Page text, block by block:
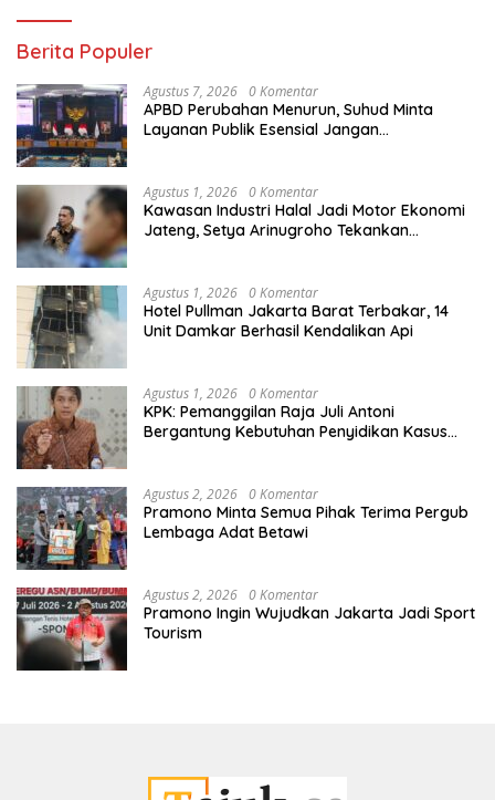
Berita Populer
Agustus 7, 2026 0 Komentar
APBD Perubahan Menurun, Suhud Minta
Layanan Publik Esensial Jangan
Agustus 1, 2026 0 Komentar
Kawasan Industri Halal Jadi Motor Ekonomi
Jateng, Setya Arinugroho Tekankan
Agustus 1, 2026 0 Komentar
Hotel Pullman Jakarta Barat Terbakar, 14
Unit Damkar Berhasil Kendalikan Api
Agustus 1, 2026 0 Komentar
KPK: Pemanggilan Raja Juli Antoni
Bergantung Kebutuhan Penyidikan Kasus
Agustus 2, 2026 0 Komentar
Pramono Minta Semua Pihak Terima Pergub
Lembaga Adat Betawi
Agustus 2, 2026 0 Komentar
Pramono Ingin Wujudkan Jakarta Jadi Sport
Tourism